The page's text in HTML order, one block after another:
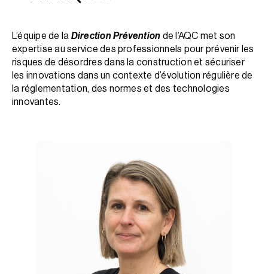
L’équipe de la Direction Prévention de l’AQC met son
expertise au service des professionnels pour prévenir les
risques de désordres dans la construction et sécuriser
les innovations dans un contexte d’évolution régulière de
la réglementation, des normes et des technologies
innovantes.